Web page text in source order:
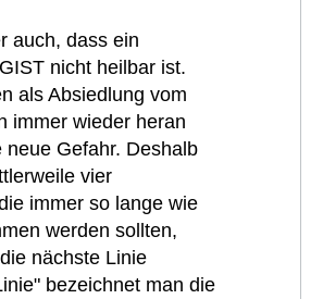
auch, dass ein
nicht heilbar ist.
als Absiedlung vom
immer wieder heran
neue Gefahr. Deshalb
vier
immer so lange wie
werden sollten,
nächste Linie
bezeichnet man die